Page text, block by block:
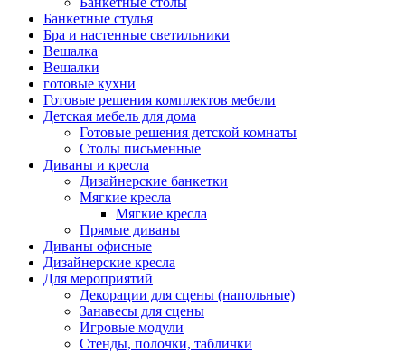
Банкетные стулья
Бра и настенные светильники
Вешалка
Вешалки
готовые кухни
Готовые решения комплектов мебели
Детская мебель для дома
Готовые решения детской комнаты
Столы письменные
Диваны и кресла
Дизайнерские банкетки
Мягкие кресла
Мягкие кресла
Прямые диваны
Диваны офисные
Дизайнерские кресла
Для мероприятий
Декорации для сцены (напольные)
Занавесы для сцены
Игровые модули
Стенды, полочки, таблички